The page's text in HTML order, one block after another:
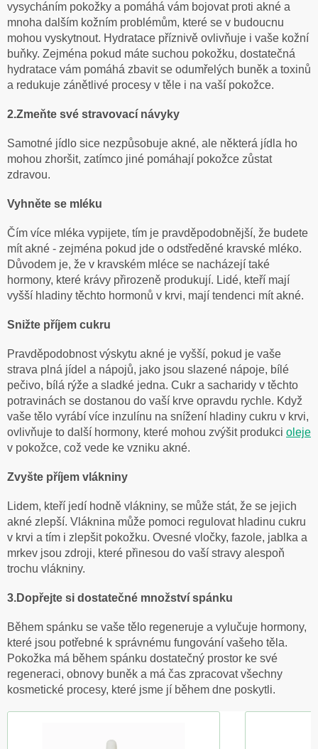
vysycháním pokožky a pomáhá vám bojovat proti akné a
mnoha dalším kožním problémům, které se v budoucnu
mohou vyskytnout. Hydratace příznivě ovlivňuje i vaše kožní
buňky. Zejména pokud máte suchou pokožku, dostatečná
hydratace vám pomáhá zbavit se odumřelých buněk a toxinů
a redukuje zánětlivé procesy v těle i na vaší pokožce.
2.Zmeňte své stravovací návyky
Samotné jídlo sice nezpůsobuje akné, ale některá jídla ho
mohou zhoršit, zatímco jiné pomáhají pokožce zůstat
zdravou.
Vyhněte se mléku
Čím více mléka vypijete, tím je pravděpodobnější, že budete
mít akné - zejména pokud jde o odstředěné kravské mléko.
Důvodem je, že v kravském mléce se nacházejí také
hormony, které krávy přirozeně produkují. Lidé, kteří mají
vyšší hladiny těchto hormonů v krvi, mají tendenci mít akné.
Snižte příjem cukru
Pravděpodobnost výskytu akné je vyšší, pokud je vaše
strava plná jídel a nápojů, jako jsou slazené nápoje, bílé
pečivo, bílá rýže a sladké jedna. Cukr a sacharidy v těchto
potravinách se dostanou do vaší krve opravdu rychle. Když
vaše tělo vyrábí více inzulínu na snížení hladiny cukru v krvi,
ovlivňuje to další hormony, které mohou zvýšit produkci oleje
v pokožce, což vede ke vzniku akné.
Zvyšte příjem vlákniny
Lidem, kteří jedí hodně vlákniny, se může stát, že se jejich
akné zlepší. Vláknina může pomoci regulovat hladinu cukru
v krvi a tím i zlepšit pokožku. Ovesné vločky, fazole, jablka a
mrkev jsou zdroji, které přinesou do vaší stravy alespoň
trochu vlákniny.
3.Dopřejte si dostatečné množství spánku
Během spánku se vaše tělo regeneruje a vylučuje hormony,
které jsou potřebné k správnému fungování vašeho těla.
Pokožka má během spánku dostatečný prostor ke své
regeneraci, obnovy buněk a má čas zpracovat všechny
kosmetické procesy, které jsme jí během dne poskytli.